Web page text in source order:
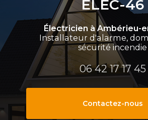
ELEC-46
Électricien à Ambérieu-
Installateur d'alarme,
sécurité incendie
06 42 17 17 45
Contactez-nous